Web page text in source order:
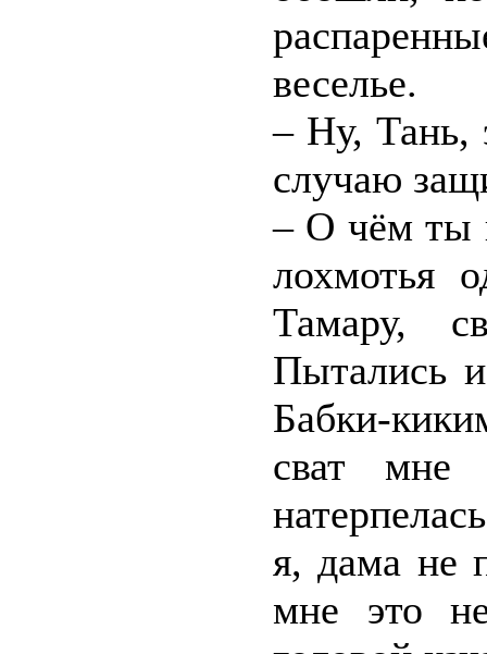
веселье.
– Ну, Тань,
случаю
– О чём ты
лохмотья
Тамару,
Пытались
Бабки-
сват мне
я, дама не
мне это